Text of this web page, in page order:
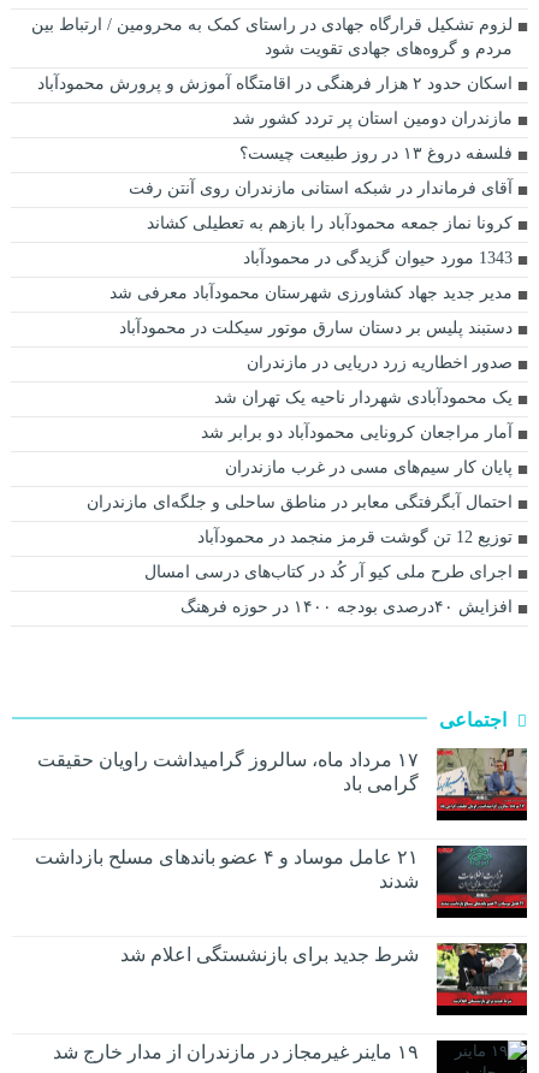
لزوم تشکیل قرارگاه جهادی در راستای کمک به محرومین / ارتباط بین
مردم و گروه‌های جهادی تقویت شود
اسکان حدود ۲ هزار فرهنگی در اقامتگاه آموزش و پرورش محمودآباد
مازندران دومین استان پر تردد کشور شد
فلسفه دروغ ۱۳ در روز طبیعت چیست؟
آقای فرماندار در شبکه استانی مازندران روی آنتن رفت
کرونا نماز جمعه محمودآباد را بازهم به تعطیلی کشاند
1343 مورد حیوان گزیدگی در محمودآباد
مدیر جدید جهاد کشاورزی شهرستان محمودآباد معرفی شد
دستبند پليس بر دستان سارق موتور سيکلت در محمودآباد
صدور اخطاریه زرد دریایی در مازندران
یک محمودآبادی شهردار ناحیه یک تهران شد
آمار مراجعان کرونایی محمودآباد دو برابر شد
پایان کار سیم‌های مسی در غرب مازندران
احتمال آبگرفتگی معابر در مناطق ساحلی و جلگه‌ای مازندران
توزیع 12 تن گوشت قرمز منجمد در محمودآباد
اجرای طرح ملی کیو آر کُد در کتاب‌های درسی امسال
افزایش ۴۰درصدی بودجه ۱۴۰۰ در حوزه فرهنگ
اجتماعی
۱۷ مرداد ماه، سالروز گرامیداشت راویان حقیقت
گرامی باد
۲۱ عامل موساد و ۴ عضو باند‌های مسلح بازداشت
شدند
شرط جدید برای بازنشستگی اعلام شد
۱۹ ماینر غیرمجاز در مازندران از مدار خارج شد